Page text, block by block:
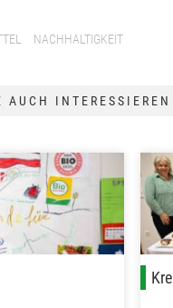
NACHHALTIGKEIT
AUCH INTERESSIEREN